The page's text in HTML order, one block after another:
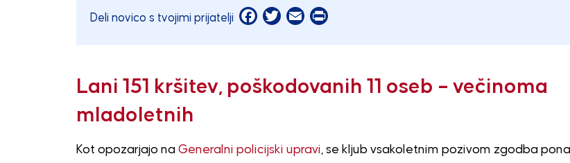
Deli novico s tvojimi prijatelji Facebook
Twitter
EmailPrint
Lani 151 kršitev, poškodovanih 11 oseb – večinoma
mladoletnih
Kot opozarjajo na Generalni policijski upravi, se kljub vsakoletnim pozivom zgodba